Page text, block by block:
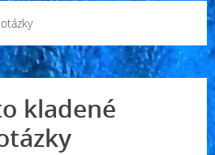
kladené